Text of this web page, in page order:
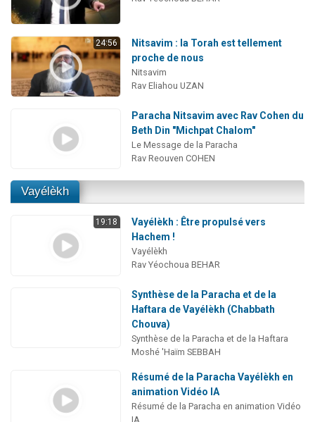
24:56
Nitsavim : la Torah est tellement
proche de nous
Nitsavim
Rav Eliahou UZAN
Paracha Nitsavim avec Rav Cohen du
Beth Din "Michpat Chalom"
Le Message de la Paracha
Rav Reouven COHEN
Vayélèkh
19:18
Vayélèkh : Être propulsé vers
Hachem !
Vayélèkh
Rav Yéochoua BEHAR
Synthèse de la Paracha et de la
Haftara de Vayélèkh (Chabbath
Chouva)
Synthèse de la Paracha et de la Haftara
Moshé 'Haïm SEBBAH
Résumé de la Paracha Vayélèkh en
animation Vidéo IA
Résumé de la Paracha en animation Vidéo
IA